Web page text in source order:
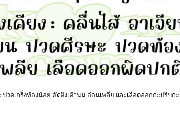
ดเกร็งท้องน้อย คัดตึงเต้านม อ่อนเพลีย และเลือดออกกะปริบก